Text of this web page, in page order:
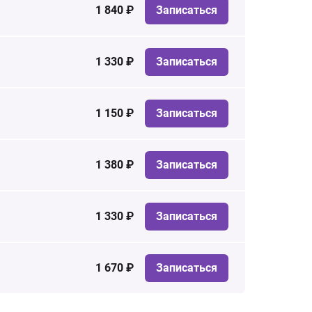
1 840 ₽ Записаться
1 330 ₽ Записаться
1 150 ₽ Записаться
1 380 ₽ Записаться
1 330 ₽ Записаться
1 670 ₽ Записаться